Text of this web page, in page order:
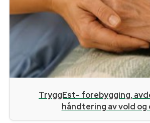
TryggEst- forebygging,
håndtering av vold og